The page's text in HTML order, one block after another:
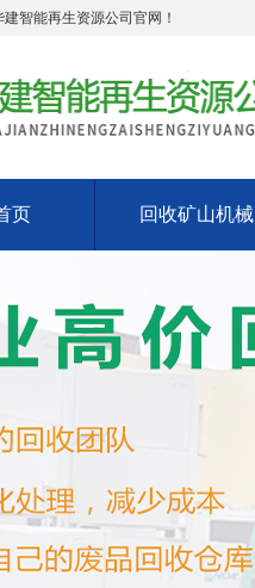
智能再生资源公司官网！
页 回收矿山机械